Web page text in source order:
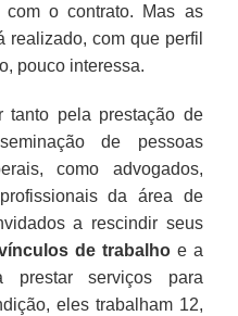
com o contrato. Mas as
realizado, com que perfil
pouco interessa.
tanto pela prestação de
de pessoas
como advogados,
da área de
a rescindir seus
de trabalhoe a
prestar serviços para
eles trabalham 12,